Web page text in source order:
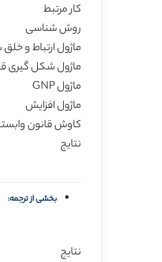
کار مرتبط
روش شناسی
ماژول ارتباط و
ماژول شکل گیری
ماژول GNP
ماژول افزایش
کاوش قانون
نتایج
بخشی از ترجمه:
نتایج